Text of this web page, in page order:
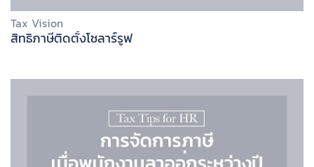
Tax Vision
สิทธิภาษีติดตั้งโซลาร์รูฟ